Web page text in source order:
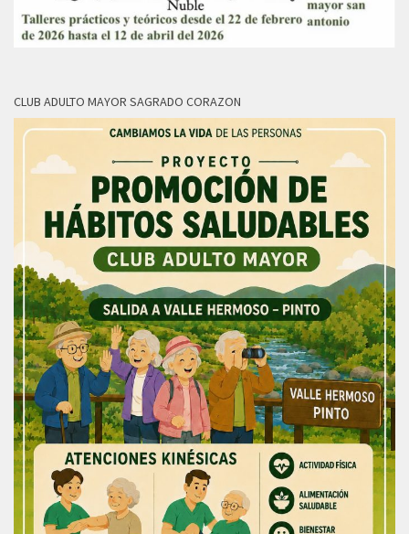
CLUB ADULTO MAYOR SAGRADO CORAZON